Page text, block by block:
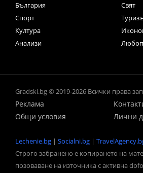
България
Свят
Спорт
Култура
Анализи
Gradski.bg © 2019-2026 Всички права
Реклама
Общи условия
Лични
Lechenie.bg | Socialni.bg |
Строго забранено е копирането на
позоваване на източника с активна